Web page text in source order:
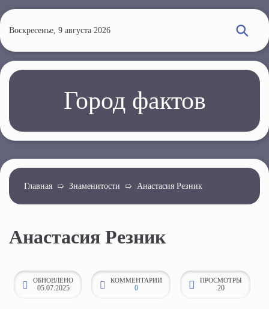
е
р
й
о
н
Воскресенье, 9 августа 2026
Город фактов
Главная ➯ Знаменитости ➯ Анастасия Резник
Анастасия Резник
ОБНОВЛЕНО
05.07.2025
КОММЕНТАРИИ
0
ПРОСМОТРЫ
20